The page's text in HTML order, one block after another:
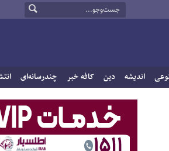
اندیشه دین کافه خبر چندرسانه‌ای